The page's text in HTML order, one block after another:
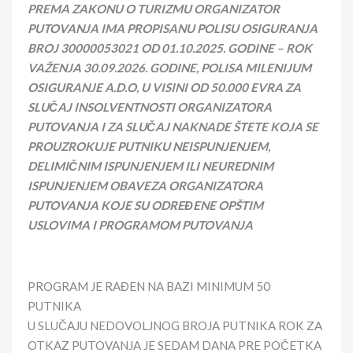
PREMA ZAKONU O TURIZMU ORGANIZATOR
PUTOVANJA IMA PROPISANU POLISU OSIGURANJA
BROJ30000053021 OD 01.10.2025. GODINE – ROK
VAŽENJA 30.09.2026. GODINE, POLISA MILENIJUM
OSIGURANJE A.D.O, U VISINI OD 50.000 EVRA ZA
SLUČAJ INSOLVENTNOSTI ORGANIZATORA
PUTOVANJA I ZA SLUČAJ NAKNADE ŠTETE KOJA SE
PROUZROKUJE PUTNIKU NEISPUNJENJEM,
DELIMIČNIM ISPUNJENJEM ILI NEUREDNIM
ISPUNJENJEM OBAVEZA ORGANIZATORA
PUTOVANJA KOJE SU ODREĐENE OPŠTIM
USLOVIMA I PROGRAMOM PUTOVANJA
PROGRAM JE RAĐEN NA BAZI MINIMUM 50
PUTNIKA
U SLUČAJU NEDOVOLJNOG BROJA PUTNIKA ROK ZA
OTKAZ PUTOVANJA JE SEDAM DANA PRE POČETKA